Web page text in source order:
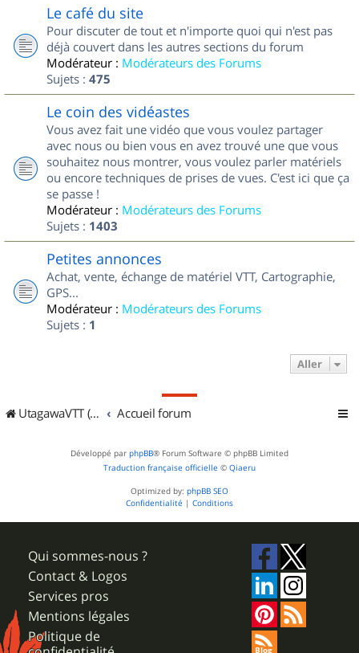
Le café du site
Pour discuter de tout et n'importe quoi qui n'est pas
déjà couvert dans les autres sections du forum
Modérateur : Modérateurs des Forums
Sujets : 475
Le coin des vidéastes
Vous avez fait une vidéo que vous voulez partager
avec nous ou bien vous en avez trouvé une que vous
souhaitez nous montrer, vous voulez parler matériels
ou encore techniques de prises de vues. C'est ici que ça
se passe !
Modérateur : Modérateurs des Forums
Sujets : 1403
Petites annonces
Achat, vente, échange de matériel VTT, Cartographie,
GPS...
Modérateur : Modérateurs des Forums
Sujets : 1
Aller
UtagawaVTT (Randos VTT et VTTAE avec traces GPS) Accueil forum
Développé par phpBB® Forum Software © phpBB Limited
Traduction française officielle © Qiaeru
Optimized by: phpBB SEO
Confidentialité | Conditions
Qui sommes-nous ?
Contact & Logos
Services pros
Mentions légales
Politique de